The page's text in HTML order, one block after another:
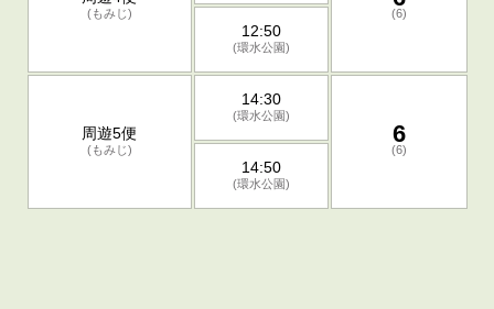
(もみじ) (6)
12:50
(環水公園)
周遊5便
(もみじ)
14:30
(環水公園)
6
(6)
14:50
(環水公園)